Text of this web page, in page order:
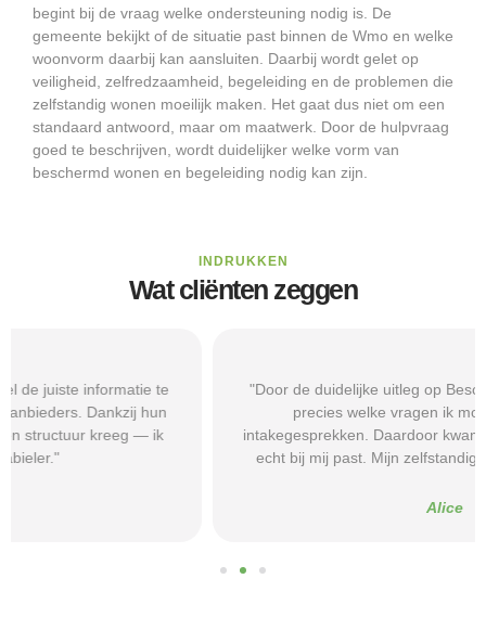
begint bij de vraag welke ondersteuning nodig is. De
gemeente bekijkt of de situatie past binnen de Wmo en welke
woonvorm daarbij kan aansluiten. Daarbij wordt gelet op
veiligheid, zelfredzaamheid, begeleiding en de problemen die
zelfstandig wonen moeilijk maken. Het gaat dus niet om een
standaard antwoord, maar om maatwerk. Door de hulpvraag
goed te beschrijven, wordt duidelijker welke vorm van
beschermd wonen en begeleiding nodig kan zijn.
INDRUKKEN
Wat cliënten zeggen
"Door de duidelijke uitleg op Beschermd-Wonen.nl wist ik
precies welke vragen ik moest stellen tijdens
intakegesprekken. Daardoor kwam ik bij een aanbieder die
echt bij mij past. Mijn zelfstandigheid is flink verbeterd."